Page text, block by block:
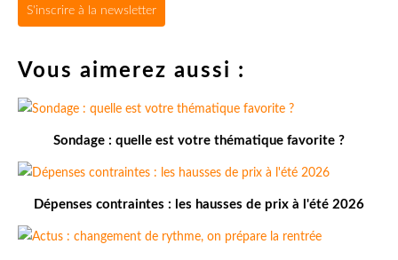
S'inscrire à la newsletter
Vous aimerez aussi :
Sondage : quelle est votre thématique favorite ?
Dépenses contraintes : les hausses de prix à l'été 2026